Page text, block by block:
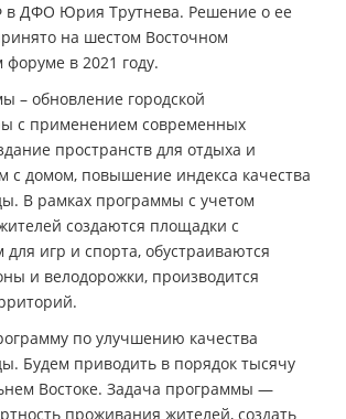
в ДФО Юрия Трутнева. Решение о ее
на шестом Восточном
в 2021 году.
– обновление городской
с применением современных
пространств для отдыха и
с домом, повышение индекса качества
В рамках программы с учетом
создаются площадки с
игр и спорта, обустраиваются
и велодорожки, производится
по улучшению качества
Будем приводить в порядок тысячу
Востоке. Задача программы —
проживания жителей, создать